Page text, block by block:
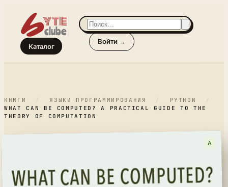
Каталог
Войти →
КНИГИ / ЯЗЫКИ ПРОГРАММИРОВАНИЯ / PYTHON
/
WHAT CAN BE COMPUTED? A PRACTICAL GUIDE TO THE
THEORY OF COMPUTATION
A